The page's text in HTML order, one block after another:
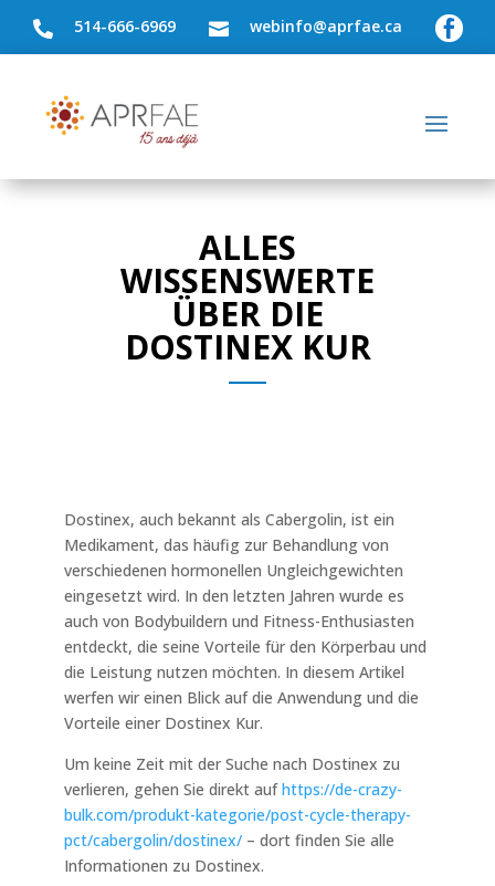
 514-666-6969  webinfo@aprfae.ca 
ALLES
WISSENSWERTE
ÜBER DIE
DOSTINEX KUR
Dostinex, auch bekannt als Cabergolin, ist ein
Medikament, das häufig zur Behandlung von
verschiedenen hormonellen Ungleichgewichten
eingesetzt wird. In den letzten Jahren wurde es
auch von Bodybuildern und Fitness-Enthusiasten
entdeckt, die seine Vorteile für den Körperbau und
die Leistung nutzen möchten. In diesem Artikel
werfen wir einen Blick auf die Anwendung und die
Vorteile einer Dostinex Kur.
Um keine Zeit mit der Suche nach Dostinex zu
verlieren, gehen Sie direkt aufhttps://de-crazy-
bulk.com/produkt-kategorie/post-cycle-therapy-
pct/cabergolin/dostinex/ – dort finden Sie alle
Informationen zu Dostinex.